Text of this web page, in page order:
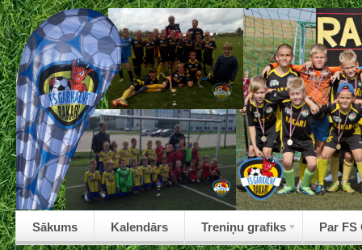
Sākums Kalendārs Treniņu grafiks Par FS